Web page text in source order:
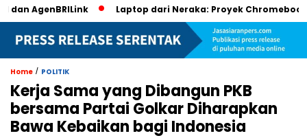
AgenBRILink Laptop dari Neraka: Proyek Chromebook
Home / POLITIK
Kerja Sama yang Dibangun PKB
bersama Partai Golkar Diharapkan
Bawa Kebaikan bagi Indonesia